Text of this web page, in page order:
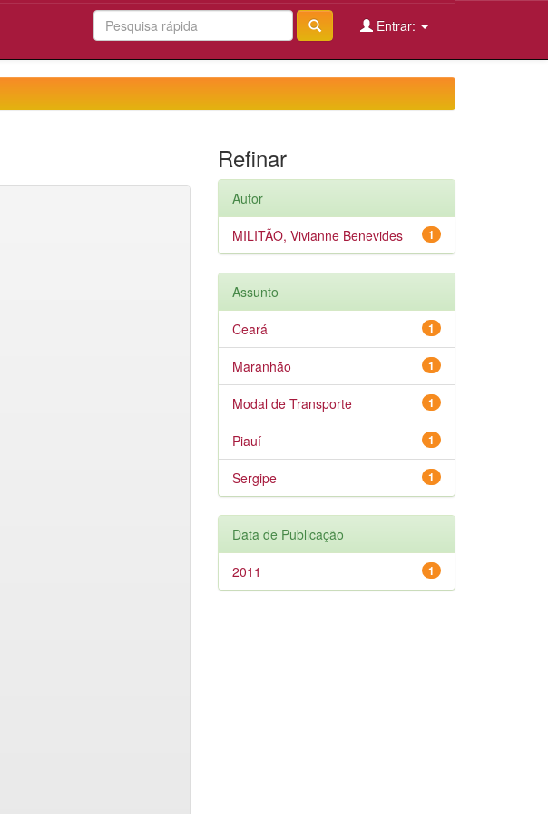
Entrar:
Refinar
Autor
1
MILITÃO, Vivianne Benevides
Assunto
1
Ceará
1
Maranhão
1
Modal de Transporte
1
Piauí
1
Sergipe
Data de Publicação
1
2011